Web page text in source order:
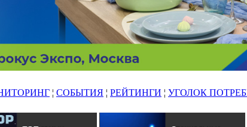
¦ СОБЫТИЯ ¦ РЕЙТИНГИ ¦ УГОЛОК